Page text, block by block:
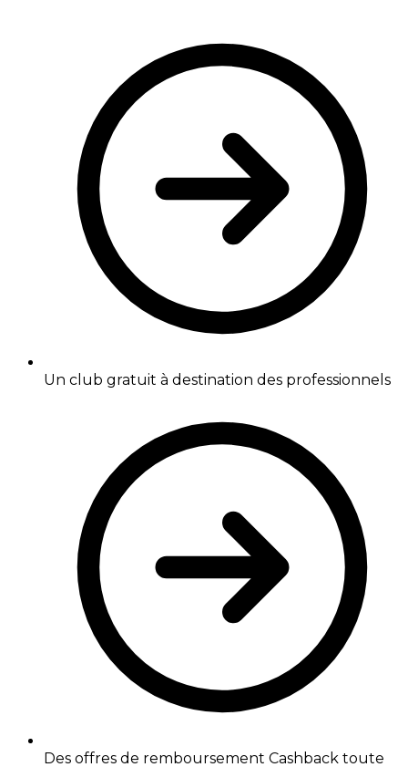
Un club gratuit à destination des professionnels
Des offres de remboursement Cashback toute